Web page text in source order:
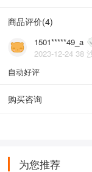
商品评价(4)
1501*****49_a
2023-12-24 38
自动好评
购买咨询
为您推荐